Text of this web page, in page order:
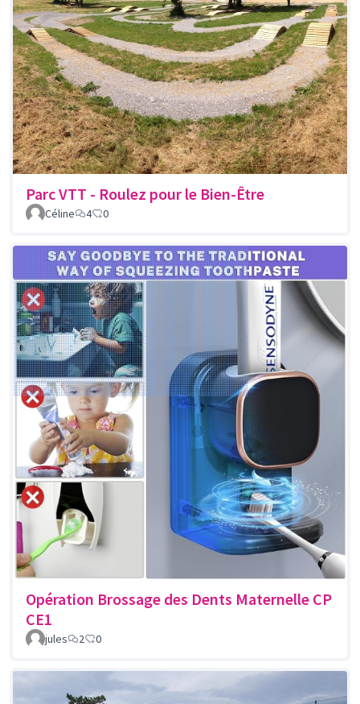
Parc VTT - Roulez pour le Bien-Être
Céline 4 0
Opération Brossage des Dents Maternelle CP
CE1
jules 2 0